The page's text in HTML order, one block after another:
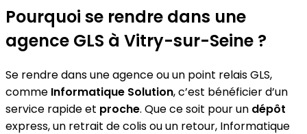
Pourquoi se rendre dans une
agence GLS à Vitry-sur-Seine ?
Se rendre dans une agence ou un point relais GLS,
comme Informatique Solution, c’est bénéficier d’un
service rapide et proche. Que ce soit pour un dépôt
express, un retrait de colis ou un retour, Informatique